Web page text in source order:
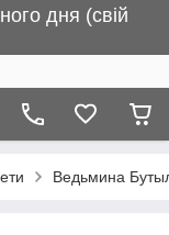
дня (свій
Ведьмина